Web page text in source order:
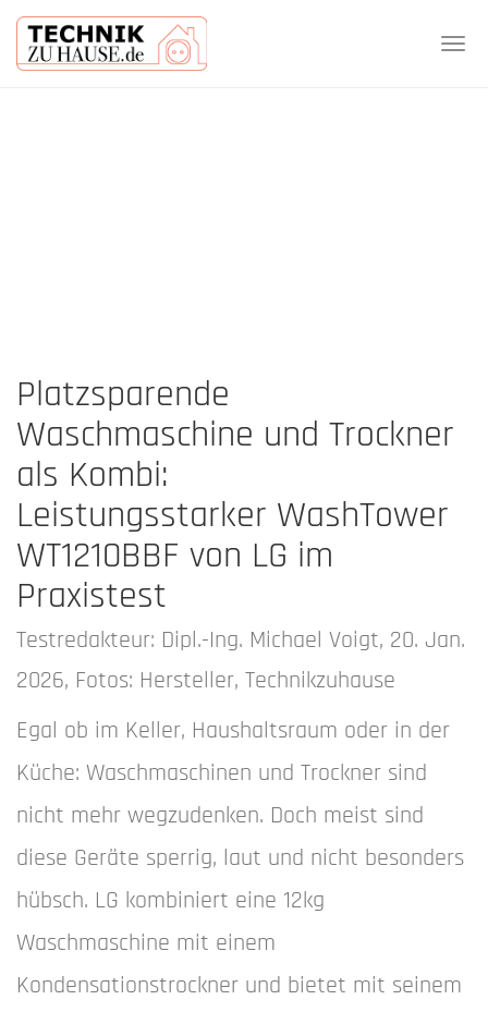
Platzsparende
Waschmaschine und Trockner
als Kombi:
Leistungsstarker WashTower
WT1210BBF von LG im
Praxistest
Testredakteur: Dipl.-Ing. Michael Voigt, 20. Jan.
2026, Fotos: Hersteller, Technikzuhause
Egal ob im Keller, Haushaltsraum oder in der
Küche: Waschmaschinen und Trockner sind
nicht mehr wegzudenken. Doch meist sind
diese Geräte sperrig, laut und nicht besonders
hübsch. LG kombiniert eine 12kg
Waschmaschine mit einem
Kondensationstrockner und bietet mit seinem